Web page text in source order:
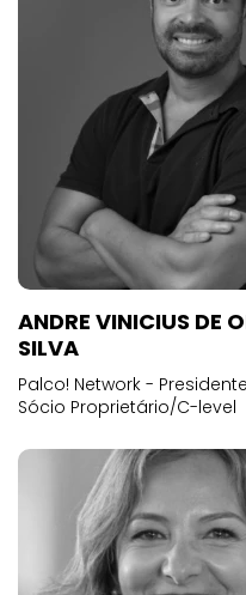
ANDRE VINICIUS DE
SILVA
Palco! Network -
Sócio Proprietário/C-level